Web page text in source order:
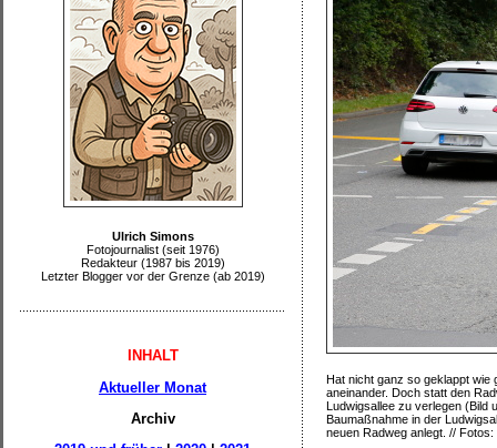
Ulrich Simons
Fotojournalist (seit 1976)
Redakteur (1987 bis 2019)
Letzter Blogger vor der Grenze (ab 2019)
INHALT
Aktueller Monat
Archiv
Hat nicht ganz so geklappt wie
aneinander. Doch statt den
Ludwigsallee zu verlegen (Bild
Baumaßnahme in der
neuen Radweg anlegt. //